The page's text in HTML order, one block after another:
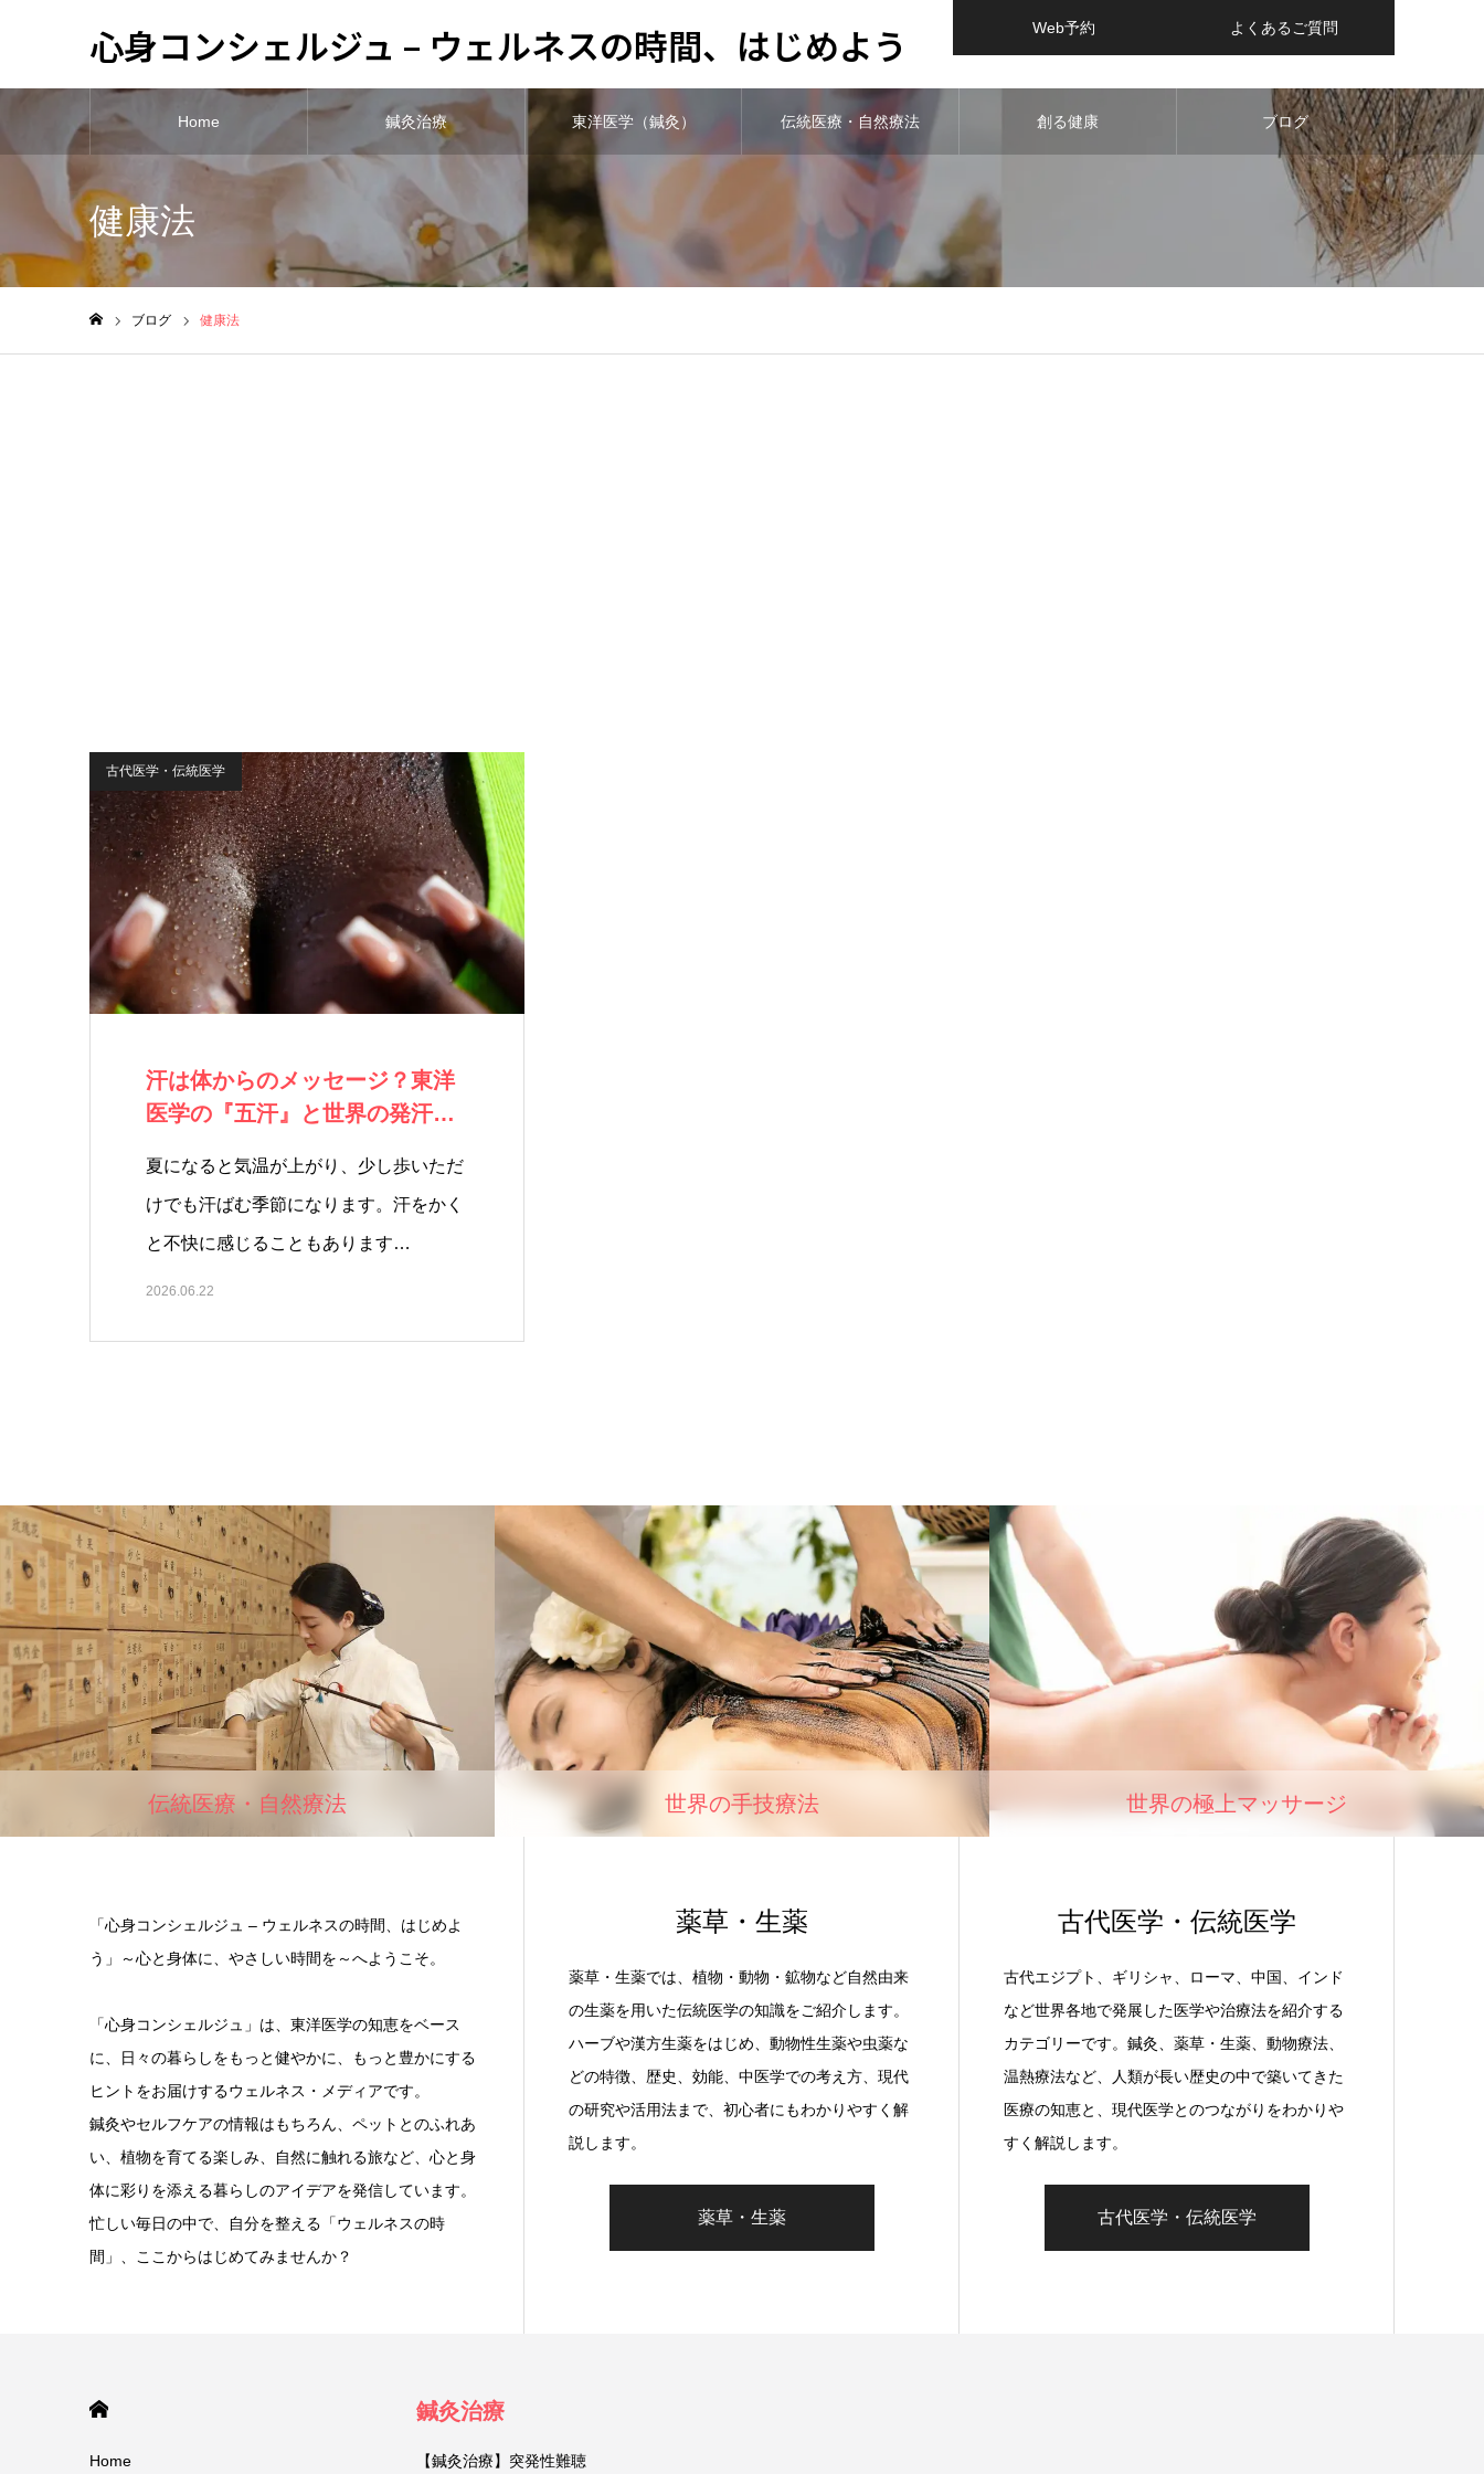
心身コンシェルジュ – ウェルネスの時間、はじめよう Web予約 よくあるご質問
Home 鍼灸治療 東洋医学（鍼灸） 伝統医療・自然療法 創る健康 ブログ
健康法
ブログ 健康法
古代医学・伝統医学
汗は体からのメッセージ？東洋
医学の『五汗』と世界の発汗養
夏になると気温が上がり、少し歩いただ
けでも汗ばむ季節になります。汗をかく
と不快に感じることもあります…
2026.06.22
伝統医療・自然療法 世界の手技療法 世界の極上マッサージ
「心身コンシェルジュ – ウェルネスの時間、はじめよ
う」～心と身体に、やさしい時間を～へようこそ。
「心身コンシェルジュ」は、東洋医学の知恵をベース
に、日々の暮らしをもっと健やかに、もっと豊かにする
ヒントをお届けするウェルネス・メディアです。
鍼灸やセルフケアの情報はもちろん、ペットとのふれあ
い、植物を育てる楽しみ、自然に触れる旅など、心と身
体に彩りを添える暮らしのアイデアを発信しています。
忙しい毎日の中で、自分を整える「ウェルネスの時
間」、ここからはじめてみませんか？
薬草・生薬
薬草・生薬では、植物・動物・鉱物など自然由来
の生薬を用いた伝統医学の知識をご紹介します。
ハーブや漢方生薬をはじめ、動物性生薬や虫薬な
どの特徴、歴史、効能、中医学での考え方、現代
の研究や活用法まで、初心者にもわかりやすく解
説します。
薬草・生薬
古代医学・伝統医学
古代エジプト、ギリシャ、ローマ、中国、インド
など世界各地で発展した医学や治療法を紹介する
カテゴリーです。鍼灸、薬草・生薬、動物療法、
温熱療法など、人類が長い歴史の中で築いてきた
医療の知恵と、現代医学とのつながりをわかりや
すく解説します。
古代医学・伝統医学
Home
鍼灸治療
【鍼灸治療】突発性難聴